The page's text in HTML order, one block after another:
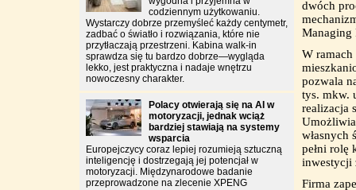
dwóch
Managing
W
pozwala
tys. mkw.
realizacja
własnych
pełni rolę
inwestycji
Firma
codziennym użytkowaniu.
Wystarczy dobrze przemyśleć każdy centymetr,
zadbać o światło i rozwiązania, które nie
przytłaczają przestrzeni. Kabina walk-in
sprawdza się tu bardzo dobrze—wygląda
lekko, jest praktyczna i nadaje wnętrzu
nowoczesny charakter.
Polacy otwierają się na AI w
motoryzacji, jednak wciąż
bardziej stawiają na systemy
wsparcia
Europejczycy coraz lepiej rozumieją sztuczną
inteligencję i dostrzegają jej potencjał w
motoryzacji. Międzynarodowe badanie
przeprowadzone na zlecenie XPENG